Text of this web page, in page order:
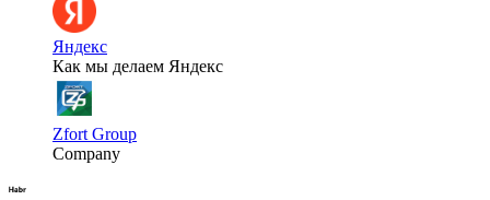
Яндекс
Как мы делаем Яндекс
Zfort Group
Company